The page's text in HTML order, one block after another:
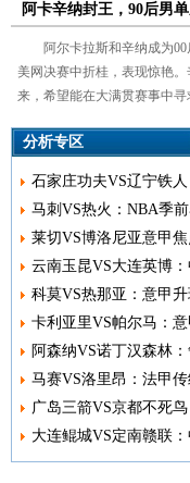
阿卡辛纳封王，90后男
阿尔卡拉斯和辛纳成为
美网决赛中折桂，表现惊艳
来，希望能在大满贯赛事中
分析专区
石家庄功夫VS辽宁铁
马刺VS热火：NBA季
莱切VS博洛尼亚意甲
云南玉昆VS大连英博
科莫VS热那亚：意甲
卡利亚里VS帕尔马：
阿森纳VS诺丁汉森林
马赛VS洛里昂：法甲
广岛三箭VS京都不死
大连鲲城VS定南赣联